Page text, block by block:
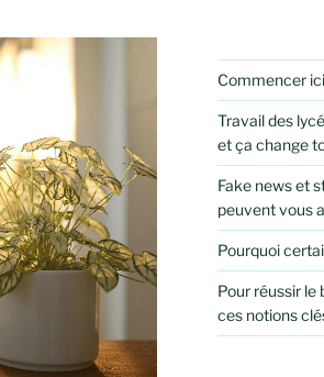
Commencer ici
Travail des
et ça change
Fake news et
peuvent vous
Pourquoi
Pour réussir le
ces notions